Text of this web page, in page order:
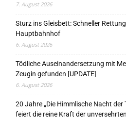
7. August 2026
Sturz ins Gleisbett: Schneller
Hauptbahnhof
6. August 2026
Tödliche Auseinandersetzung mit
Zeugin gefunden [UPDATE]
6. August 2026
20 Jahre „Die Himmlische Nacht
feiert die reine Kraft der